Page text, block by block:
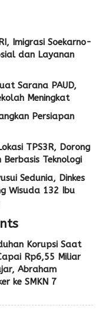
Imigrasi Soekarno-
dan Layanan
Sarana PAUD,
Meningkat
Persiapan
TPS3R, Dorong
Teknologi
Sedunia, Dinkes
Wisuda 132 Ibu
Korupsi Saat
Rp6,55 Miliar
Abraham
ke SMKN 7